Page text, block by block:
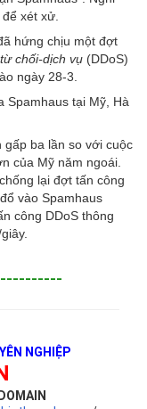
xét xử.
hứng chịu một đợt
chối-dịch vụ (DDoS)
ngày 28-3.
Spamhaus tại Mỹ, Hà
ba lần so với cuộc
của Mỹ năm ngoái.
lại đợt tấn công
vào Spamhaus
công DDoS thông
NGHIỆP